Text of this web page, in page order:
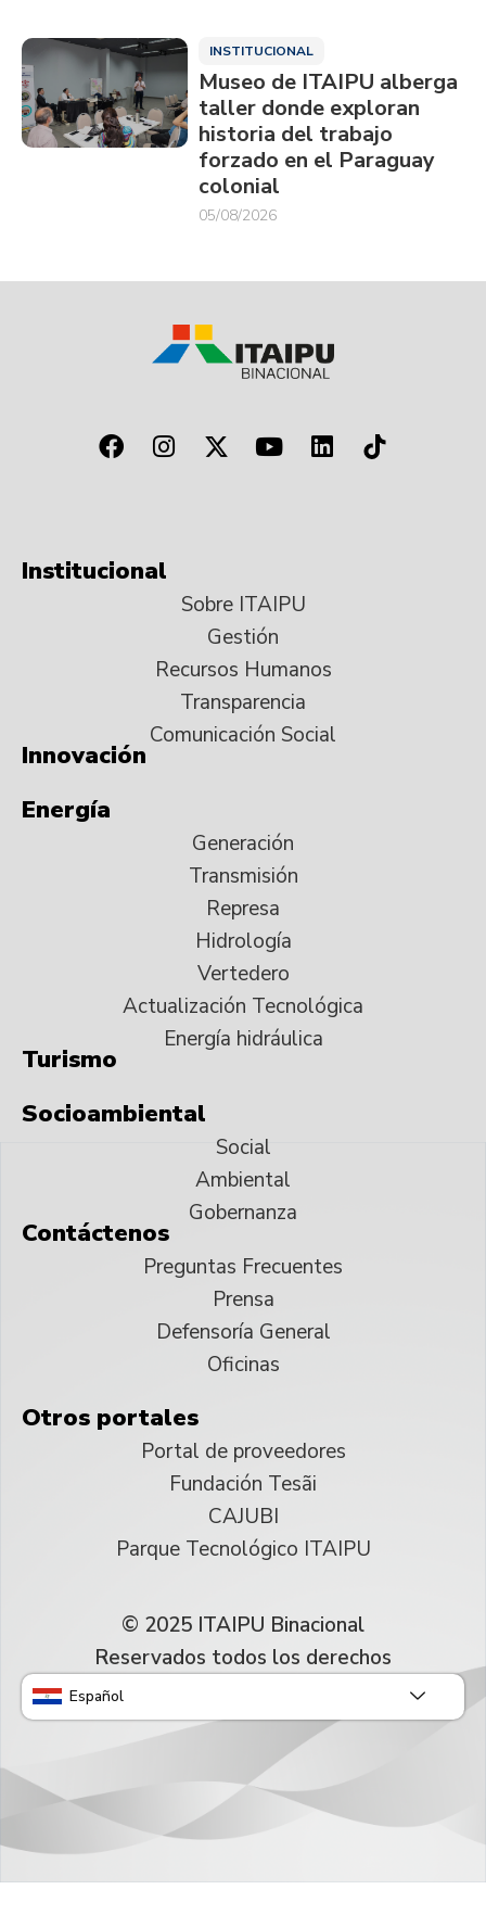
INSTITUCIONAL
Museo de ITAIPU alberga
taller donde exploran
historia del trabajo
forzado en el Paraguay
colonial
05/08/2026
Institucional
Sobre ITAIPU
Gestión
Recursos Humanos
Transparencia
Comunicación Social
Innovación
Energía
Generación
Transmisión
Represa
Hidrología
Vertedero
Actualización Tecnológica
Energía hidráulica
Turismo
Socioambiental
Social
Ambiental
Gobernanza
Contáctenos
Preguntas Frecuentes
Prensa
Defensoría General
Oficinas
Otros portales
Portal de proveedores
Fundación Tesãi
CAJUBI
Parque Tecnológico ITAIPU
© 2025 ITAIPU Binacional
Reservados todos los derechos
Español